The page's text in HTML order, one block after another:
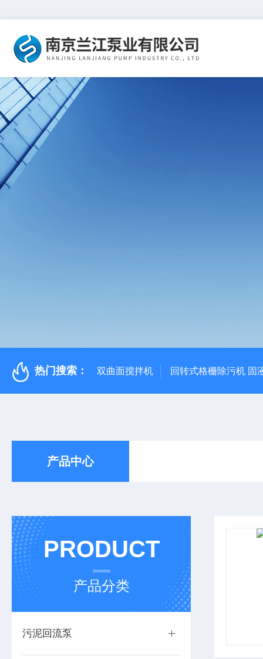
热门搜索： 双曲面搅拌机 回转式格栅除污机 固
产品中心
PRODUCT
产品分类
污泥回流泵